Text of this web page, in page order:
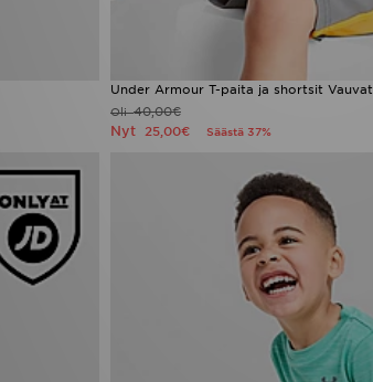
Under Armour T-paita ja shortsit Vauvat
Oli40,00€
Nyt 25,00€ Säästä 37%